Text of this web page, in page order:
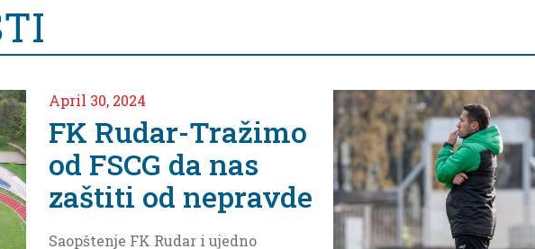
April 2, 2024
Nedjeljko Vlahović
uoči meča protiv
ekipe Arsenala iz
Tivta